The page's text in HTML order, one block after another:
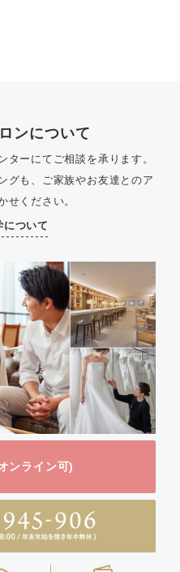
ンについて
ターにてご相談を承ります。
グも、ご家族やお友達とのア
せください。
について
ンライン可)